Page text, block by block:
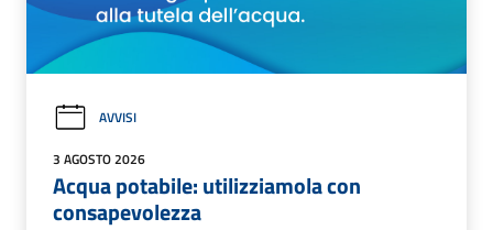
AVVISI
3 AGOSTO 2026
Acqua potabile: utilizziamola con
consapevolezza